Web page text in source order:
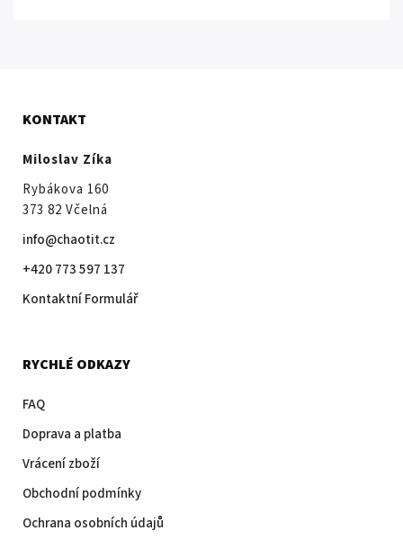
KONTAKT
Miloslav Zíka
Rybákova 160
373 82 Včelná
info@chaotit.cz
+420 773 597 137
Kontaktní Formulář
RYCHLÉ ODKAZY
FAQ
Doprava a platba
Vrácení zboží
Obchodní podmínky
Ochrana osobních údajů